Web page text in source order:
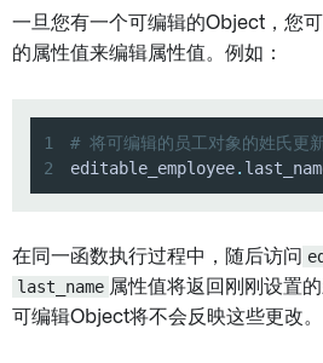
一旦您有一个可编辑的Object，您
的属性值来编辑属性值。例如：
1
# 将可编辑的员工对象的姓氏更
2
editable_employee.
在同一函数执行过程中，随后访问
last_name 属性值将返回刚刚设置
可编辑Object将不会反映这些更改。